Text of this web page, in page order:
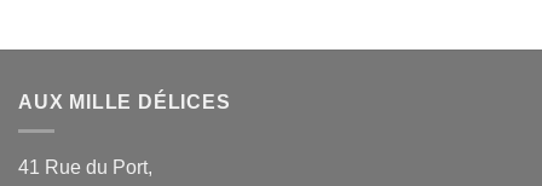
AUX MILLE DÉLICES
41 Rue du Port,